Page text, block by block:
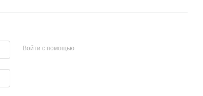
Войти с помощью